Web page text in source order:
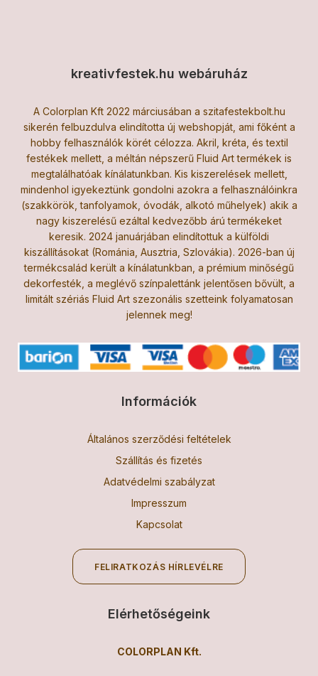
kreativfestek.hu webáruház
A Colorplan Kft 2022 márciusában a szitafestekbolt.hu
sikerén felbuzdulva elindította új webshopját, ami főként a
hobby felhasználók körét célozza. Akril, kréta, és textil
festékek mellett, a méltán népszerű Fluid Art termékek is
megtalálhatóak kínálatunkban. Kis kiszerelések mellett,
mindenhol igyekeztünk gondolni azokra a felhasználóinkra
(szakkörök, tanfolyamok, óvodák, alkotó műhelyek) akik a
nagy kiszerelésű ezáltal kedvezőbb árú termékeket
keresik. 2024 januárjában elindítottuk a külföldi
kiszállításokat (Románia, Ausztria, Szlovákia). 2026-ban új
termékcsalád került a kínálatunkban, a prémium minőségű
dekorfesték, a meglévő színpalettánk jelentősen bővült, a
limitált szériás Fluid Art szezonális szetteink folyamatosan
jelennek meg!
Információk
Általános szerződési feltételek
Szállítás és fizetés
Adatvédelmi szabályzat
Impresszum
Kapcsolat
FELIRATKOZÁS HÍRLEVÉLRE
Elérhetőségeink
COLORPLAN Kft.